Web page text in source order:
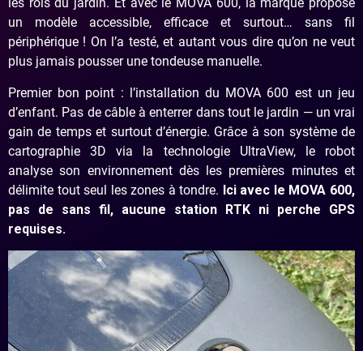
un modèle accessible, efficace et surtout… sans fil
périphérique ! On l’a testé, et autant vous dire qu’on ne veut
plus jamais pousser une tondeuse manuelle.
Premier bon point : l’installation du MOVA 600 est un jeu
d’enfant. Pas de câble à enterrer dans tout le jardin — un vrai
gain de temps et surtout d’énergie. Grâce à son système de
cartographie 3D via la technologie UltraView, le robot
analyse son environnement dès les premières minutes et
délimite tout seul les zones à tondre. Ici avec le MOVA 600,
pas de sans fil, aucune station RTK ni perche GPS
requises.